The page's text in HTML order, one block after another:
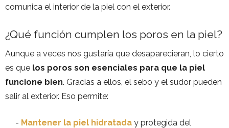
comunica el interior de la piel con el exterior.
¿Qué función cumplen los poros en la piel?
Aunque a veces nos gustaría que desaparecieran, lo cierto
es que los poros son esenciales para que la piel
funcione bien. Gracias a ellos, el sebo y el sudor pueden
salir al exterior. Eso permite:
Mantener la piel hidratada y protegida del